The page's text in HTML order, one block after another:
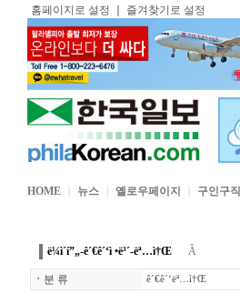
홈페이지로 설정 즐겨찾기로 설정
HOME 뉴스 옐로우페이지 구인구직
ë¼ì´í”„-ê´€ê´‘ì •ë³´-ëª…ì†Œ Â
ㆍ 분 류 ê´€ê´‘ëª…ì†Œ